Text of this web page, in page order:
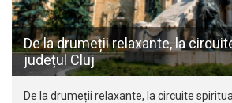
De la drumeții relaxante, la
județul Cluj
De la drumeții relaxante, la circuite